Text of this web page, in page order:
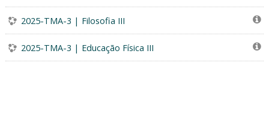
2025-TMA-3 | Filosofia III
2025-TMA-3 | Educação Física III